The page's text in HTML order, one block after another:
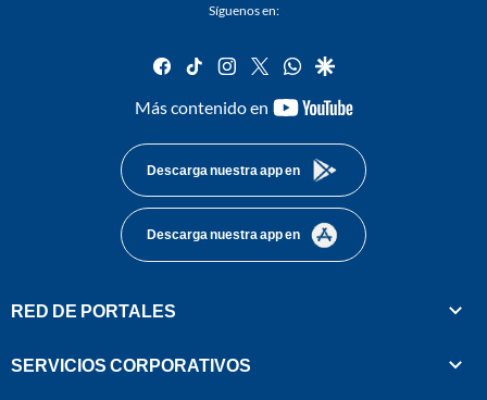
Síguenos en:
facebook
tiktok instagram
twitterwhatsapp
google
Más contenido en
youtube-
Descarga nuestra app en
Descarga nuestra app en
RED DE PORTALES
SERVICIOS CORPORATIVOS